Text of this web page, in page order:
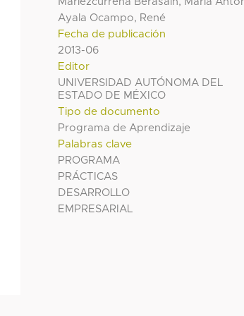
Ayala Ocampo, René
Fecha de publicación
2013-06
Editor
UNIVERSIDAD AUTÓNOMA DEL
ESTADO DE MÉXICO
Tipo de documento
Programa de Aprendizaje
Palabras clave
PROGRAMA
PRÁCTICAS
DESARROLLO
EMPRESARIAL